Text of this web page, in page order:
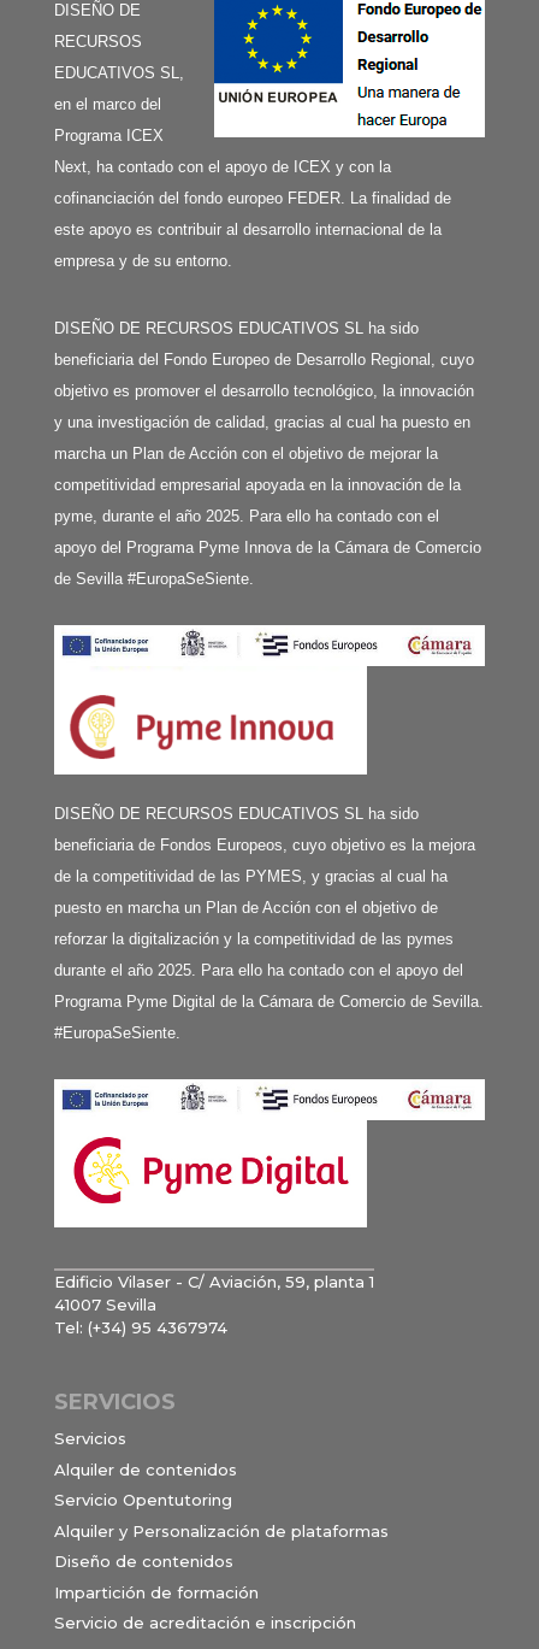
DISEÑO DE
RECURSOS
EDUCATIVOS SL,
en el marco del
Programa ICEX
Next, ha contado con el apoyo de ICEX y con la
cofinanciación del fondo europeo FEDER. La finalidad de
este apoyo es contribuir al desarrollo internacional de la
empresa y de su entorno.
DISEÑO DE RECURSOS EDUCATIVOS SL ha sido
beneficiaria del Fondo Europeo de Desarrollo Regional, cuyo
objetivo es promover el desarrollo tecnológico, la innovación
y una investigación de calidad, gracias al cual ha puesto en
marcha un Plan de Acción con el objetivo de mejorar la
competitividad empresarial apoyada en la innovación de la
pyme, durante el año 2025. Para ello ha contado con el
apoyo del Programa Pyme Innova de la Cámara de Comercio
de Sevilla #EuropaSeSiente.
DISEÑO DE RECURSOS EDUCATIVOS SL ha sido
beneficiaria de Fondos Europeos, cuyo objetivo es la mejora
de la competitividad de las PYMES, y gracias al cual ha
puesto en marcha un Plan de Acción con el objetivo de
reforzar la digitalización y la competitividad de las pymes
durante el año 2025. Para ello ha contado con el apoyo del
Programa Pyme Digital de la Cámara de Comercio de Sevilla.
#EuropaSeSiente.
Edificio Vilaser - C/ Aviación, 59, planta 1
41007 Sevilla
Tel: (+34) 95 4367974
SERVICIOS
Servicios
Alquiler de contenidos
Servicio Opentutoring
Alquiler y Personalización de plataformas
Diseño de contenidos
Impartición de formación
Servicio de acreditación e inscripción